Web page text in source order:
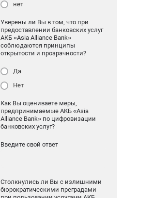
нет
Уверены ли Вы в том, что при
предоставлении банковских услуг
АКБ «Asia Alliance Bank»
соблюдаются принципы
открытости и прозрачности?
Да
Нет
Как Вы оцениваете меры,
предпринимаемые АКБ «Asia
Alliance Bank» по цифровизации
банковских услуг?
Введите свой ответ
Столкнулись ли Вы с излишними
бюрократическими преградами